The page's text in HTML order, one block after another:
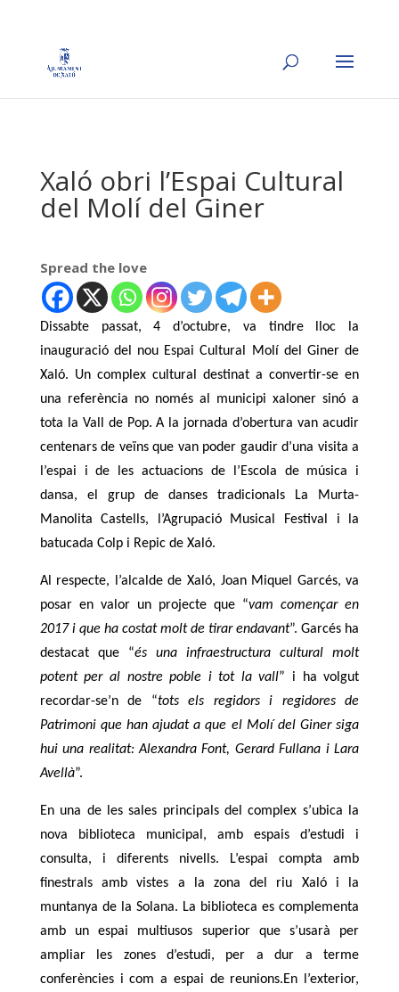
Xaló obri l’Espai Cultural
del Molí del Giner
Spread the love
Dissabte passat, 4 d’octubre, va tindre lloc la
inauguració del nou Espai Cultural Molí del Giner de
Xaló. Un complex cultural destinat a convertir-se en
una referència no només al municipi xaloner sinó a
tota la Vall de Pop. A la jornada d’obertura van acudir
centenars de veïns que van poder gaudir d’una visita a
l’espai i de les actuacions de l’Escola de música i
dansa, el grup de danses tradicionals La Murta-
Manolita Castells, l’Agrupació Musical Festival i la
batucada Colp i Repic de Xaló.
Al respecte, l’alcalde de Xaló, Joan Miquel Garcés, va
posar en valor un projecte que “vam començar en
2017 i que ha costat molt de tirar endavant”. Garcés ha
destacat que “és una infraestructura cultural molt
potent per al nostre poble i tot la vall” i ha volgut
recordar-se’n de “tots els regidors i regidores de
Patrimoni que han ajudat a que el Molí del Giner siga
hui una realitat: Alexandra Font, Gerard Fullana i Lara
Avellà”.
En una de les sales principals del complex s’ubica la
nova biblioteca municipal, amb espais d’estudi i
consulta, i diferents nivells. L’espai compta amb
finestrals amb vistes a la zona del riu Xaló i la
muntanya de la Solana. La biblioteca es complementa
amb un espai multiusos superior que s’usarà per
ampliar les zones d’estudi, per a dur a terme
conferències i com a espai de reunions.En l’exterior,